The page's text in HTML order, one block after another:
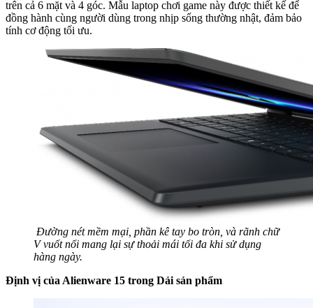
trên cả 6 mặt và 4 góc. Mẫu laptop chơi game này được thiết kế để
đồng hành cùng người dùng trong nhịp sống thường nhật, đảm bảo
tính cơ động tối ưu.
Đường nét mềm mại, phần kê tay bo tròn, và rãnh chữ
V vuốt nổi mang lại sự thoải mái tối đa khi sử dụng
hàng ngày.
Định vị của Alienware 15 trong Dải sản phẩm